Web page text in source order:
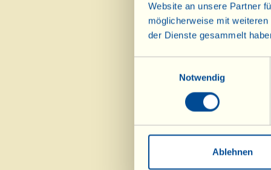
Website an unsere Partner
möglicherweise mit
der Dienste gesammelt
Notwendig
Ablehnen
und die Eier
mit Salz und
Geschmack
darauf achten,
goldbraune
vom Feuer
aus der
servieren.